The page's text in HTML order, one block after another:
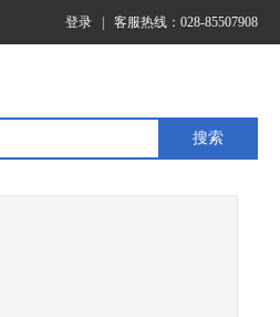
登录 客服热线：028-85507908